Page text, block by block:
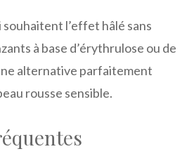
souhaitent l’effet hâlé sans
à base d’érythrulose ou de
alternative parfaitement
rousse sensible.